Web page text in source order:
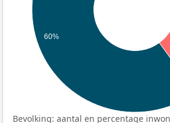
60%
Bevolking: aantal en percentage